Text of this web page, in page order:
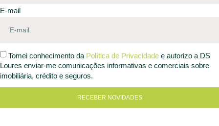
E-mail
Tomei conhecimento da Política de Privacidade e autorizo a DS
Loures enviar-me comunicações informativas e comerciais sobre
imobiliária, crédito e seguros.
RECEBER NOVIDADES